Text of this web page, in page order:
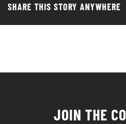
SHARE THIS STORY ANYWHERE
JOIN THE